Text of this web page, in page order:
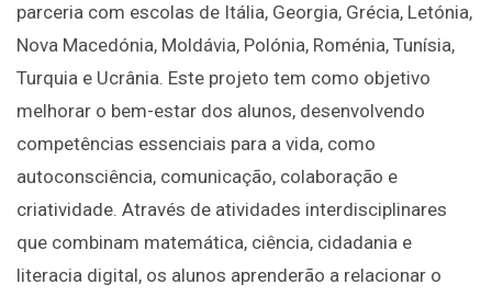
parceria com escolas de Itália, Georgia, Grécia, Letónia,
Nova Macedónia, Moldávia, Polónia, Roménia, Tunísia,
Turquia e Ucrânia. Este projeto tem como objetivo
melhorar o bem-estar dos alunos, desenvolvendo
competências essenciais para a vida, como
autoconsciência, comunicação, colaboração e
criatividade. Através de atividades interdisciplinares
que combinam matemática, ciência, cidadania e
literacia digital, os alunos aprenderão a relacionar o